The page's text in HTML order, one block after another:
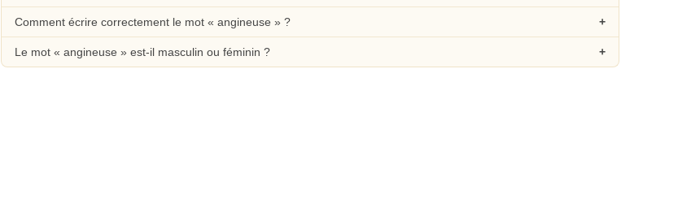
Comment écrire correctement le mot « angineuse » ?
Le mot « angineuse » est-il masculin ou féminin ?